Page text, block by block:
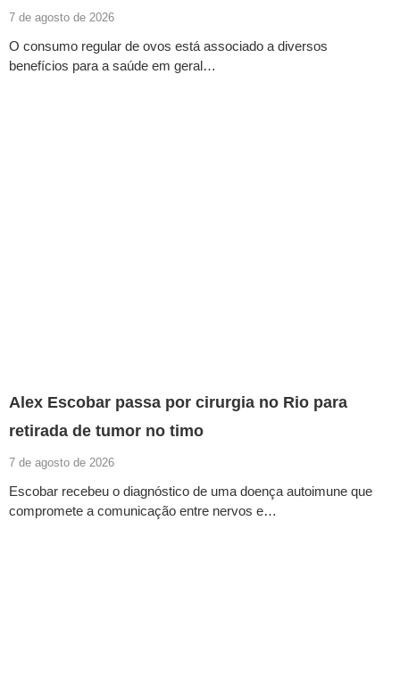
7 de agosto de 2026
O consumo regular de ovos está associado a diversos
benefícios para a saúde em geral…
Alex Escobar passa por cirurgia no Rio para
retirada de tumor no timo
7 de agosto de 2026
Escobar recebeu o diagnóstico de uma doença autoimune que
compromete a comunicação entre nervos e…